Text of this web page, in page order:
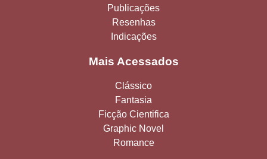
Publicações
Resenhas
Indicações
Mais Acessados
Clássico
Fantasia
Ficção Cientifica
Graphic Novel
Romance